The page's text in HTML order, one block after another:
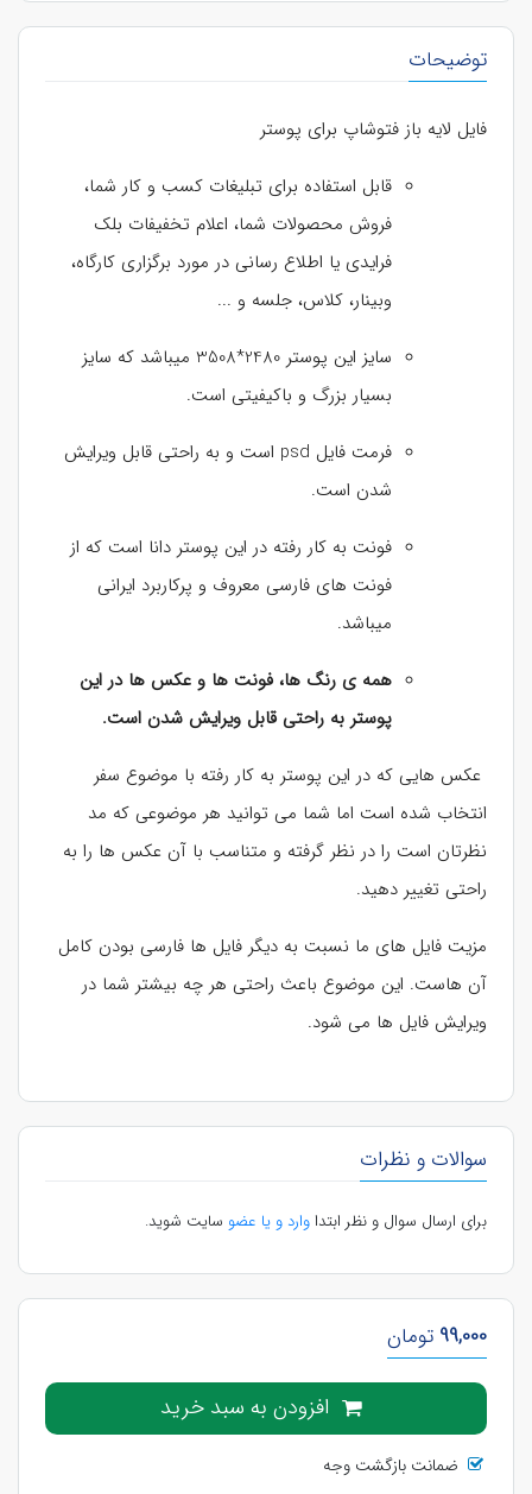
توضیحات
فایل لایه باز فتوشاپ برای پوستر
قابل استفاده برای تبلیغات کسب و کار شما،
فروش محصولات شما، اعلام تخفیفات بلک
فرایدی یا اطلاع رسانی در مورد برگزاری کارگاه،
وبینار، کلاس، جلسه و ...
سایز این پوستر 2480*3508 میباشد که سایز
بسیار بزرگ و باکیفیتی است.
فرمت فایل psd است و به راحتی قابل ویرایش
شدن است.
فونت به کار رفته در این پوستر دانا است که از
فونت های فارسی معروف و پرکاربرد ایرانی
میباشد.
همه ی رنگ ها، فونت ها و عکس ها در این
پوستر به راحتی قابل ویرایش شدن است.
عکس هایی که در این پوستر به کار رفته با موضوع سفر
انتخاب شده است اما شما می توانید هر موضوعی که مد
نظرتان است را در نظر گرفته و متناسب با آن عکس ها را به
راحتی تغییر دهید.
مزیت فایل های ما نسبت به دیگر فایل ها فارسی بودن کامل
آن هاست. این موضوع باعث راحتی هر چه بیشتر شما در
ویرایش فایل ها می شود.
سوالات و نظرات
برای ارسال سوال و نظر ابتداوارد و یا عضو سایت شوید.
99,000 تومان
افزودن به سبد خرید
ضمانت بازگشت وجه